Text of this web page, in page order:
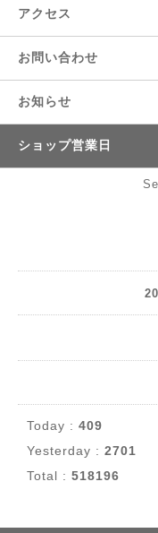
アクセス
お問い合わせ
お知らせ
ショップ営業日
Today : 409
Yesterday : 2701
Total : 518196